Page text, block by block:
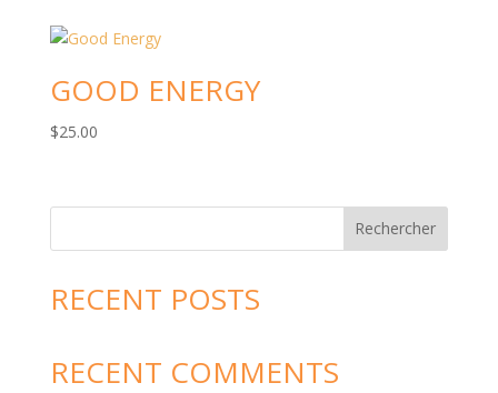
GOOD ENERGY
$25.00
Rechercher
RECENT POSTS
RECENT COMMENTS